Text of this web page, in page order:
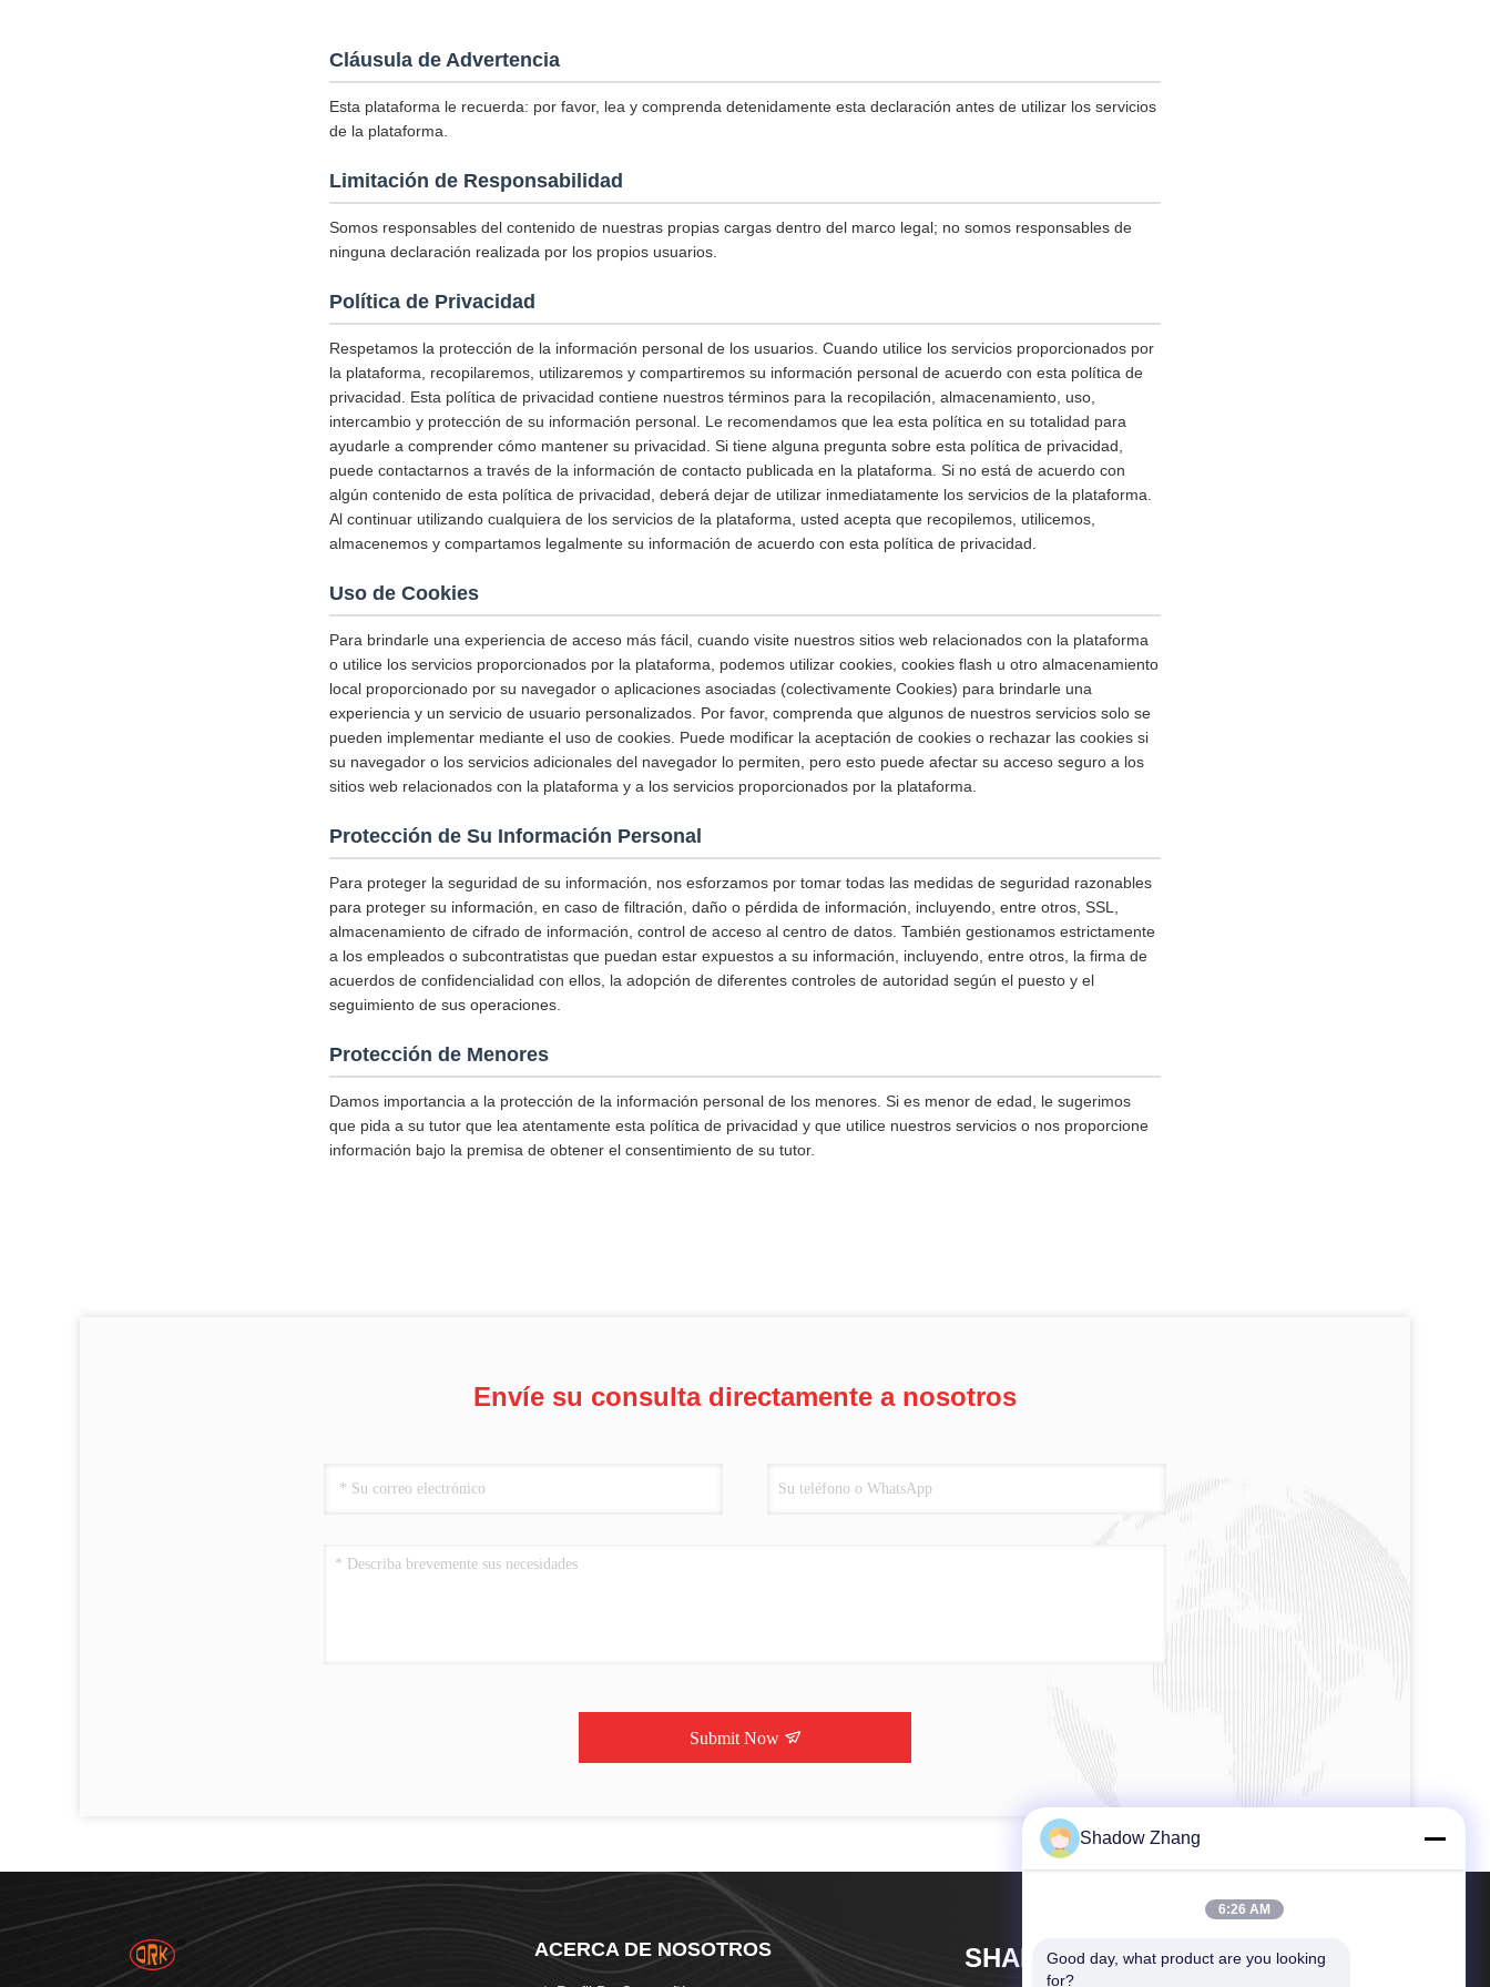
Cláusula de Advertencia
Esta plataforma le recuerda: por favor, lea y comprenda detenidamente esta declaración antes de utilizar los servicios
de la plataforma.
Limitación de Responsabilidad
Somos responsables del contenido de nuestras propias cargas dentro del marco legal; no somos responsables de
ninguna declaración realizada por los propios usuarios.
Política de Privacidad
Respetamos la protección de la información personal de los usuarios. Cuando utilice los servicios proporcionados por
la plataforma, recopilaremos, utilizaremos y compartiremos su información personal de acuerdo con esta política de
privacidad. Esta política de privacidad contiene nuestros términos para la recopilación, almacenamiento, uso,
intercambio y protección de su información personal. Le recomendamos que lea esta política en su totalidad para
ayudarle a comprender cómo mantener su privacidad. Si tiene alguna pregunta sobre esta política de privacidad,
puede contactarnos a través de la información de contacto publicada en la plataforma. Si no está de acuerdo con
algún contenido de esta política de privacidad, deberá dejar de utilizar inmediatamente los servicios de la plataforma.
Al continuar utilizando cualquiera de los servicios de la plataforma, usted acepta que recopilemos, utilicemos,
almacenemos y compartamos legalmente su información de acuerdo con esta política de privacidad.
Uso de Cookies
Para brindarle una experiencia de acceso más fácil, cuando visite nuestros sitios web relacionados con la plataforma
o utilice los servicios proporcionados por la plataforma, podemos utilizar cookies, cookies flash u otro almacenamiento
local proporcionado por su navegador o aplicaciones asociadas (colectivamente Cookies) para brindarle una
experiencia y un servicio de usuario personalizados. Por favor, comprenda que algunos de nuestros servicios solo se
pueden implementar mediante el uso de cookies. Puede modificar la aceptación de cookies o rechazar las cookies si
su navegador o los servicios adicionales del navegador lo permiten, pero esto puede afectar su acceso seguro a los
sitios web relacionados con la plataforma y a los servicios proporcionados por la plataforma.
Protección de Su Información Personal
Para proteger la seguridad de su información, nos esforzamos por tomar todas las medidas de seguridad razonables
para proteger su información, en caso de filtración, daño o pérdida de información, incluyendo, entre otros, SSL,
almacenamiento de cifrado de información, control de acceso al centro de datos. También gestionamos estrictamente
a los empleados o subcontratistas que puedan estar expuestos a su información, incluyendo, entre otros, la firma de
acuerdos de confidencialidad con ellos, la adopción de diferentes controles de autoridad según el puesto y el
seguimiento de sus operaciones.
Protección de Menores
Damos importancia a la protección de la información personal de los menores. Si es menor de edad, le sugerimos
que pida a su tutor que lea atentamente esta política de privacidad y que utilice nuestros servicios o nos proporcione
información bajo la premisa de obtener el consentimiento de su tutor.
Envíe su consulta directamente a nosotros
Submit Now
ACERCA DE NOSOTROS
SHANGRAO RUICHEN SEALING
Shadow Zhang
6:26 AM
Good day, what product are you looking
for?